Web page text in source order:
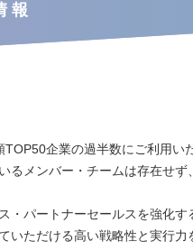
報
企業の過半数にご利用い
るメンバー・チームは存在せず
・パートナーセールスを強化す
いただける高い戦略性と実行力